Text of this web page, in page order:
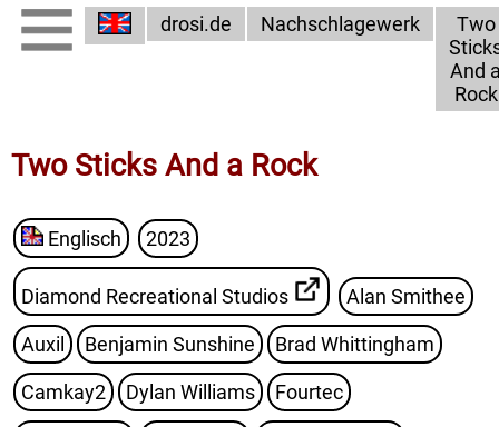
drosi.de Nachschlagewerk
Two
And
Rock
Two Sticks And a Rock
Englisch 2023
Diamond Recreational Studios Alan Smithee
Auxil Benjamin Sunshine Brad Whittingham
Camkay2 Dylan Williams Fourtec